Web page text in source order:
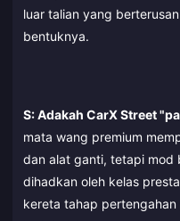
luar talian yang
bentuknya.
S: Adakah CarX Street
mata wang premium
dan alat ganti, tetapi mod
dihadkan oleh kelas
kereta tahap